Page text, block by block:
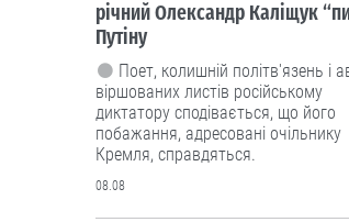
річний Олександр Каліщук
Путіну
Поет, колишній політв'язень і
віршованих листів російському
диктатору сподівається, що його
побажання, адресовані очільнику
Кремля, справдяться.
08.08